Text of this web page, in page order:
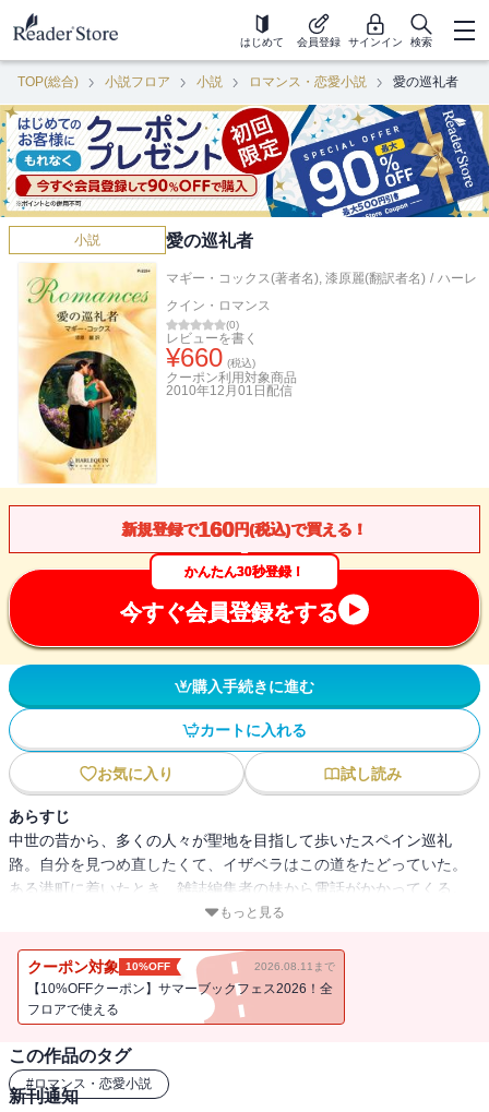
はじめて 会員登録 サインイン 検索
TOP(総合) 小説フロア 小説 ロマンス・恋愛小説 愛の巡礼者
小説 愛の巡礼者
マギー・コックス(著者名), 漆原麗(翻訳者名) / ハーレ
クイン・ロマンス
(0)
レビューを書く
¥660 (税込)
クーポン利用対象商品
2010年12月01日 配信
新規登録で160円(税込)で買える！
かんたん30秒登録！
今すぐ会員登録をする
購入手続きに進む
カートに入れる
お気に入り 試し読み
あらすじ
中世の昔から、多くの人々が聖地を目指して歩いたスペイン巡礼
路。自分を見つめ直したくて、イザベラはこの道をたどっていた。
ある港町に着いたとき、雑誌編集者の妹から電話がかかってくる。
有名な映画監督レアンドロ・レイエスがその町に一泊するので、マ
切られ、しぶしぶ教えられた居酒屋に行ったものの、案の定、レア
ンドロの反応は冷ややかだった。ところが、イザベラが巡礼の旅に
ついていつか本に書きたいと言うと、レアンドロは突如、熱心に話
い誘いの言葉を口にした。
もっと見る
クーポン対象 10%OFF 2026.08.11まで
【10%OFFクーポン】サマーブックフェス2026！全
フロアで使える
この作品のタグ
#ロマンス・恋愛小説
新刊通知